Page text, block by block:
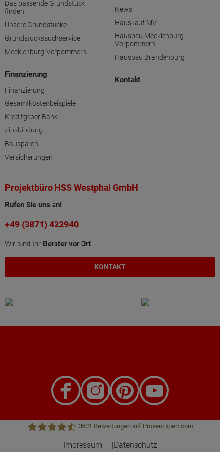
Das passende Grundstück
finden
Unsere Grundstücke
Grundstückssuchservice
Mecklenburg-Vorpommern
Finanzierung
Finanzierung
Gesamtkostenbeispiele
Kreditgeber Bank
Zinsbindung
Bausparen
Versicherungen
News
Hauskauf MV
Hausbau Mecklenburg-
Vorpommern
Hausbau Brandenburg
Kontakt
Projektbüro HSS Westphal GmbH
Rufen Sie uns an!
+49 (3871) 422940
Wir sind Ihr Berater vor Ort
KONTAKT
3501 Bewertungen auf ProvenExpert.com
Impressum Datenschutz